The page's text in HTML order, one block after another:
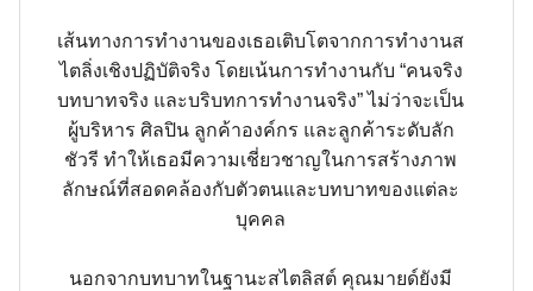
เส้นทางการทำงานของเธอเติบโตจากการทำงานส
ไตลิ่งเชิงปฏิบัติจริง โดยเน้นการทำงานกับ “คนจริง
บทบาทจริง และบริบทการทำงานจริง” ไม่ว่าจะเป็น
ผู้บริหาร ศิลปิน ลูกค้าองค์กร และลูกค้าระดับลัก
ชัวรี ทำให้เธอมีความเชี่ยวชาญในการสร้างภาพ
ลักษณ์ที่สอดคล้องกับตัวตนและบทบาทของแต่ละ
บุคคล
นอกจากบทบาทในฐานะสไตลิสต์ คุณมายด์ยังมี